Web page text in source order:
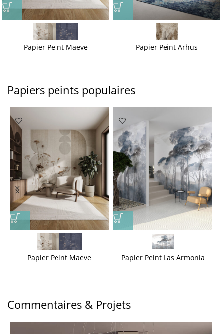
Papier Peint Maeve Papier Peint Arhus
Papiers peints populaires
Papier Peint Maeve Papier Peint Las Armonia
Commentaires & Projets